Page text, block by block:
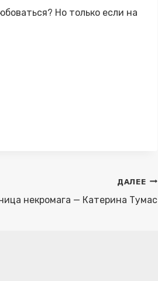
Но только если на
ДАЛЕЕ
некромага — Катерина Тумас